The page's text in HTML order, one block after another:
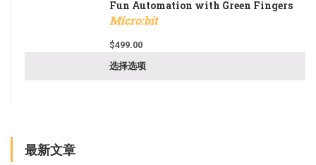
Fun Automation with Green Fingers
Micro:bit
$499.00
选择选项
最新文章